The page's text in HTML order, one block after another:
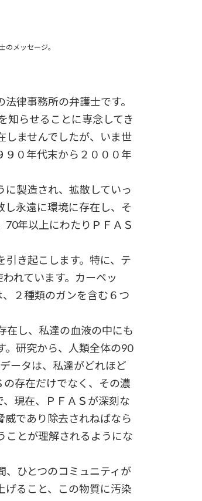
のメッセージ。
律事務所の弁護士です。
知らせることに専念してき
しませんでしたが、いま世
９０年代末から２０００年
製造され、拡散していっ
し永遠に環境に存在し、そ
年以上にわたりＰＦＡＳ
き起こします。特に、テ
れています。カーペッ
２種類のガンを含む６つ
し、私達の血液の中にも
。研究から、人類全体の90
ータは、私達がどれほど
存在だけでなく、その濃
現在、ＰＦＡＳが深刻な
であり除去されねばなら
ことが理解されるようにな
ひとつのコミュニティが
げること、この物質に汚染